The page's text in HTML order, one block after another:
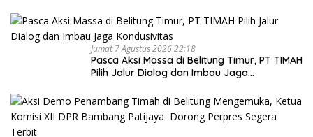
Jumat 7 Agustus 2026 22:18
Pasca Aksi Massa di Belitung Timur, PT TIMAH
Pilih Jalur Dialog dan Imbau Jaga